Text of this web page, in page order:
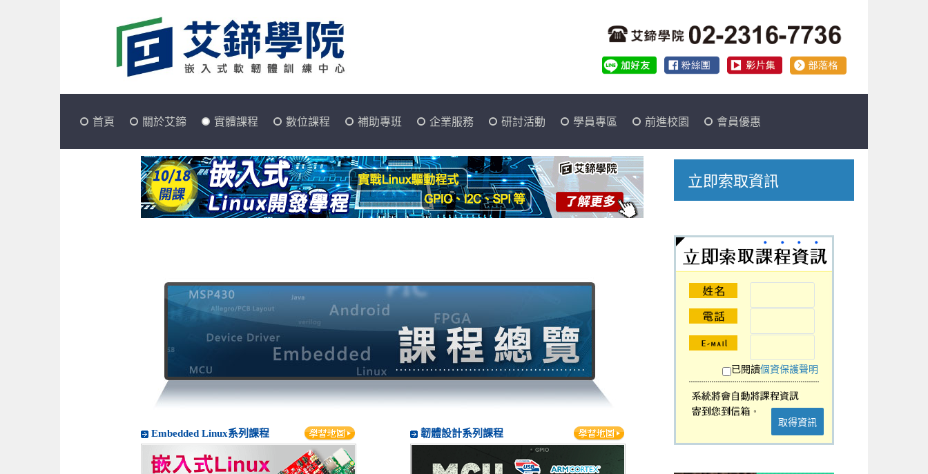
首頁 關於艾鍗 實體課程 數位課程 補助專班 企業服務 研討活動 學員專區 前進校園 會員優惠
Embedded Linux系列課程 韌體設計系列課程
立即索取資訊
已閱讀個資保護聲明
取得資訊